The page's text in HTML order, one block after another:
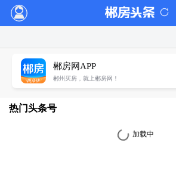
郴房网APP
郴州买房，就上郴房网！
热门头条号
加载中